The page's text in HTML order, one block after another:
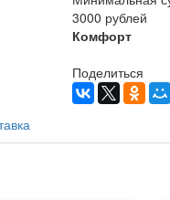
3000 рублей
Комфорт
Поделиться